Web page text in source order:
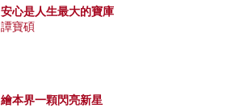
安心是人生最大的寶庫
譚寶碩
繪本界一顆閃亮新星